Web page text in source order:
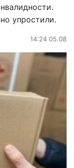
упростили.
14:24 05.08